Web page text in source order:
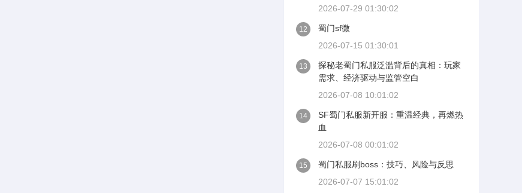
2026-07-29 01:30:02
12
蜀门sf微
2026-07-15 01:30:01
13
探秘老蜀门私服泛滥背后的真相：玩家
需求、经济驱动与监管空白
2026-07-08 10:01:02
14
SF蜀门私服新开服：重温经典，再燃热
血
2026-07-08 00:01:02
15
蜀门私服刷boss：技巧、风险与反思
2026-07-07 15:01:02